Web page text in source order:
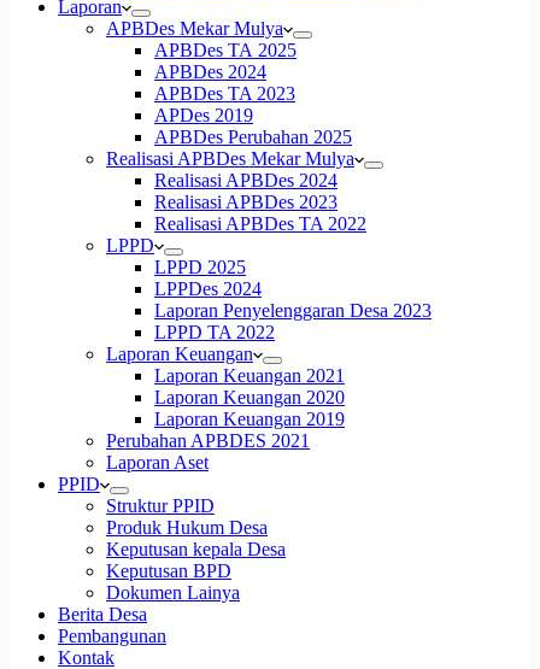
Laporan
APBDes Mekar Mulya
APBDes TA 2025
APBDes 2024
APBDes TA 2023
APDes 2019
APBDes Perubahan 2025
Realisasi APBDes Mekar Mulya
Realisasi APBDes 2024
Realisasi APBDes 2023
Realisasi APBDes TA 2022
LPPD
LPPD 2025
LPPDes 2024
Laporan Penyelenggaran Desa 2023
LPPD TA 2022
Laporan Keuangan
Laporan Keuangan 2021
Laporan Keuangan 2020
Laporan Keuangan 2019
Perubahan APBDES 2021
Laporan Aset
PPID
Struktur PPID
Produk Hukum Desa
Keputusan kepala Desa
Keputusan BPD
Dokumen Lainya
Berita Desa
Pembangunan
Kontak